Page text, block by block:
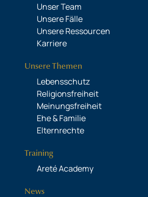
Unser Team
Unsere Fälle
Unsere Ressourcen
Karriere
Unsere Themen
Lebensschutz
Religionsfreiheit
Meinungsfreiheit
Ehe & Familie
Elternrechte
Training
Areté Academy
News